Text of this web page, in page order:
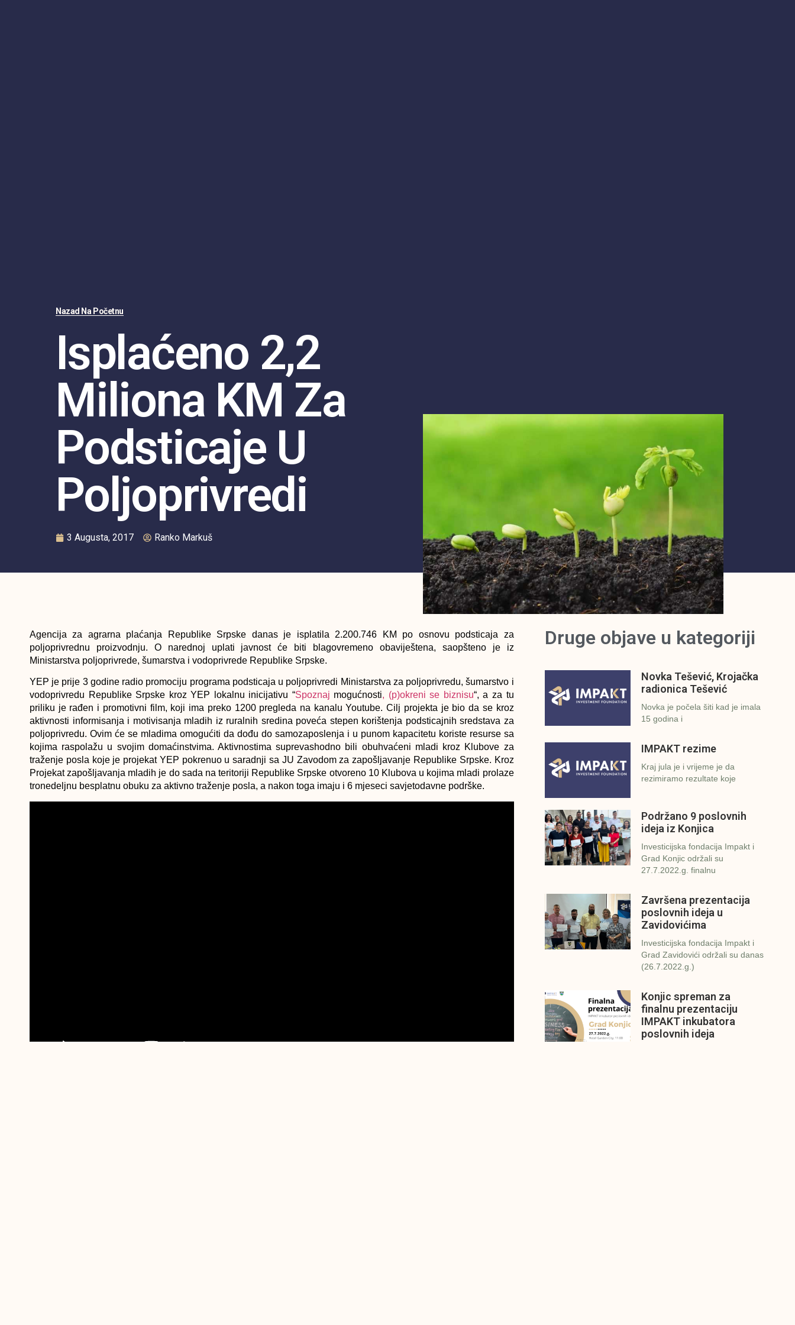
Nazad Na Početnu
Isplaćeno 2,2
Miliona KM Za
Podsticaje U
Poljoprivredi
3 Augusta, 2017 Ranko Markuš
Agencija za agrarna plaćanja Republike Srpske danas je isplatila 2.200.746 KM po osnovu podsticaja za
poljoprivrednu proizvodnju. O narednoj uplati javnost će biti blagovremeno obaviještena, saopšteno je iz
Ministarstva poljoprivrede, šumarstva i vodoprivrede Republike Srpske.
YEP je prije 3 godine radio promociju programa podsticaja u poljoprivredi Ministarstva za poljoprivredu, šumarstvo i
vodoprivredu Republike Srpske kroz YEP lokalnu inicijativu “Spoznaj mogućnosti, (p)okreni se biznisu“, a za tu
priliku je rađen i promotivni film, koji ima preko 1200 pregleda na kanalu Youtube. Cilj projekta je bio da se kroz
aktivnosti informisanja i motivisanja mladih iz ruralnih sredina poveća stepen korištenja podsticajnih sredstava za
poljoprivredu. Ovim će se mladima omogućiti da dođu do samozaposlenja i u punom kapacitetu koriste resurse sa
kojima raspolažu u svojim domaćinstvima. Aktivnostima suprevashodno bili obuhvaćeni mladi kroz Klubove za
traženje posla koje je projekat YEP pokrenuo u saradnji sa JU Zavodom za zapošljavanje Republike Srpske. Kroz
Projekat zapošljavanja mladih je do sada na teritoriji Republike Srpske otvoreno 10 Klubova u kojima mladi prolaze
tronedeljnu besplatnu obuku za aktivno traženje posla, a nakon toga imaju i 6 mjeseci savjetodavne podrške.
Druge objave u kategoriji
Novka Tešević, Krojačka
radionica Tešević
Novka je počela šiti kad je imala
15 godina i
IMPAKT rezime
Kraj jula je i vrijeme je da
rezimiramo rezultate koje
Podržano 9 poslovnih
ideja iz Konjica
Investicijska fondacija Impakt i
Grad Konjic održali su
27.7.2022.g. finalnu
Završena prezentacija
poslovnih ideja u
Zavidovićima
Investicijska fondacija Impakt i
Grad Zavidovići održali su danas
(26.7.2022.g.)
Konjic spreman za
finalnu prezentaciju
IMPAKT inkubatora
poslovnih ideja